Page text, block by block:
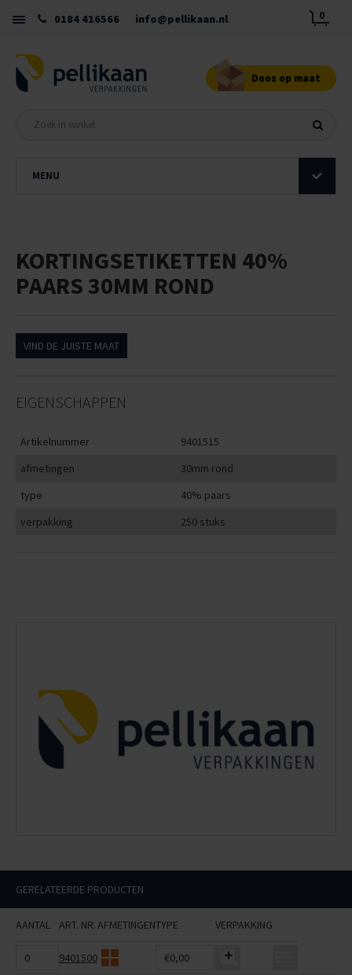
0184 416566 info@pellikaan.nl 0
Doos op maat
MENU
KORTINGSETIKETTEN 40%
PAARS 30MM ROND
VIND DE JUISTE MAAT
EIGENSCHAPPEN
Artikelnummer
9401515
afmetingen
30mm rond
type
40% paars
verpakking
250 stuks
GERELATEERDE PRODUCTEN
AANTAL ART. NR.AFMETINGENTYPE VERPAKKING
9401500 €0,00